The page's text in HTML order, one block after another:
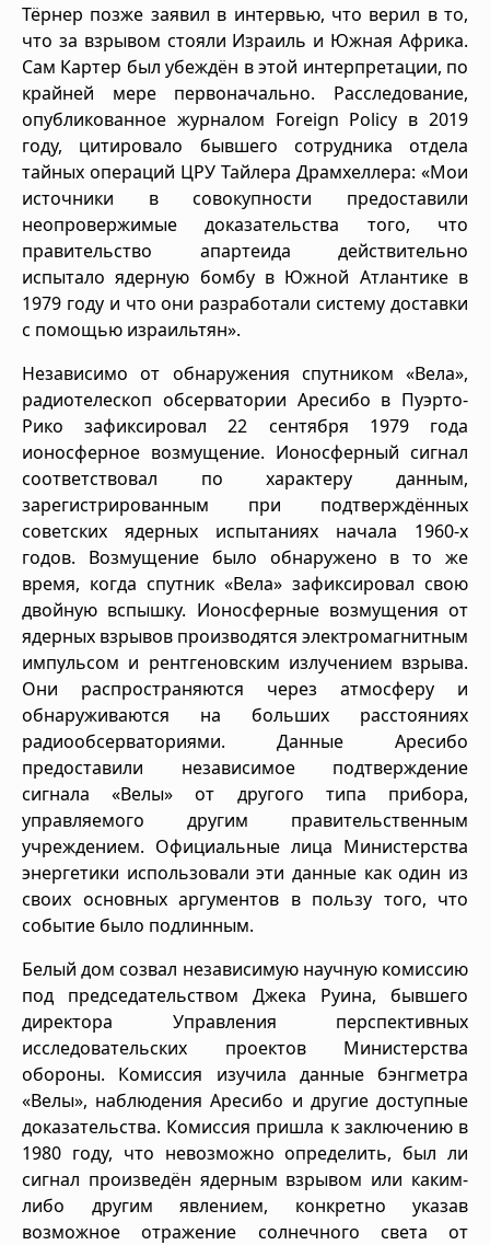
Тёрнер позже заявил в интервью, что верил в то,
что за взрывом стояли Израиль и Южная Африка.
Сам Картер был убеждён в этой интерпретации, по
крайней мере первоначально. Расследование,
опубликованное журналом Foreign Policy в 2019
году, цитировало бывшего сотрудника отдела
тайных операций ЦРУ Тайлера Драмхеллера: «Мои
источники в совокупности предоставили
неопровержимые доказательства того, что
правительство апартеида действительно
испытало ядерную бомбу в Южной Атлантике в
1979 году и что они разработали систему доставки
с помощью израильтян».
Независимо от обнаружения спутником «Вела»,
радиотелескоп обсерватории Аресибо в Пуэрто-
Рико зафиксировал 22 сентября 1979 года
ионосферное возмущение. Ионосферный сигнал
соответствовал по характеру данным,
зарегистрированным при подтверждённых
советских ядерных испытаниях начала 1960-х
годов. Возмущение было обнаружено в то же
время, когда спутник «Вела» зафиксировал свою
двойную вспышку. Ионосферные возмущения от
ядерных взрывов производятся электромагнитным
импульсом и рентгеновским излучением взрыва.
Они распространяются через атмосферу и
обнаруживаются на больших расстояниях
радиообсерваториями. Данные Аресибо
предоставили независимое подтверждение
сигнала «Велы» от другого типа прибора,
управляемого другим правительственным
учреждением. Официальные лица Министерства
энергетики использовали эти данные как один из
своих основных аргументов в пользу того, что
событие было подлинным.
Белый дом созвал независимую научную комиссию
под председательством Джека Руина, бывшего
директора Управления перспективных
исследовательских проектов Министерства
обороны. Комиссия изучила данные бэнгметра
«Велы», наблюдения Аресибо и другие доступные
доказательства. Комиссия пришла к заключению в
1980 году, что невозможно определить, был ли
сигнал произведён ядерным взрывом или каким-
либо другим явлением, конкретно указав
возможное отражение солнечного света от